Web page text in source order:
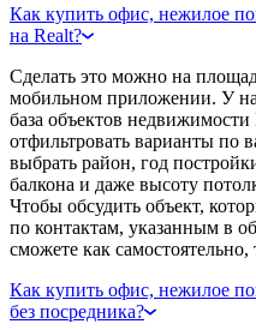
Как купить офис, нежилое
на Realt?
Сделать это можно на
мобильном приложении. У
база объектов
отфильтровать варианты по
выбрать район, год
балкона и даже высоту
Чтобы обсудить объект,
по контактам, указанным в
сможете как самостоятельно,
Как купить офис, нежилое
без посредника?